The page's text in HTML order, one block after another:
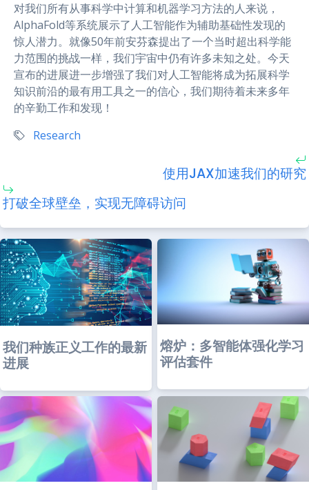
对我们所有从事科学中计算和机器学习方法的人来说，
AlphaFold等系统展示了人工智能作为辅助基础性发现的
惊人潜力。就像50年前安芬森提出了一个当时超出科学能
力范围的挑战一样，我们宇宙中仍有许多未知之处。今天
宣布的进展进一步增强了我们对人工智能将成为拓展科学
知识前沿的最有用工具之一的信心，我们期待着未来多年
的辛勤工作和发现！
Research
使用JAX加速我们的研究
打破全球壁垒，实现无障碍访问
我们种族正义工作的最新
进展
熔炉：多智能体强化学习
评估套件